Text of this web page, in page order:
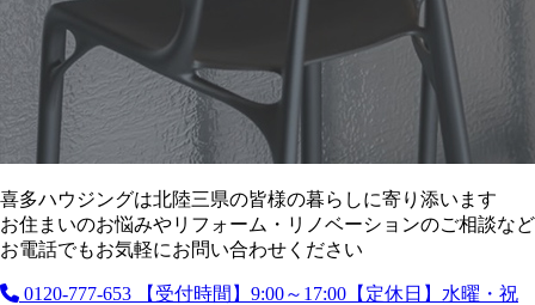
喜多ハウジングは北陸三県の皆様の暮らしに寄り添います
お住まいのお悩みやリフォーム・リノベーションのご相談など
お電話でもお気軽にお問い合わせください
0120-777-653
【受付時間】9:00～17:00【定休日】水曜・祝